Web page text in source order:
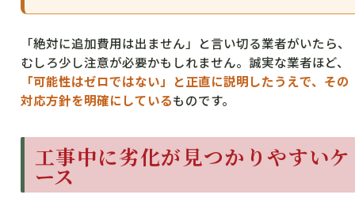
「絶対に追加費用は出ません」と言い切る業者がいたら、
むしろ少し注意が必要かもしれません。誠実な業者ほど、
「可能性はゼロではない」と正直に説明したうえで、その
対応方針を明確にしているものです。
工事中に劣化が見つかりやすいケ
ース